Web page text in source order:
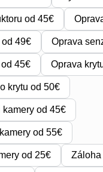
od 45€
49€ Oprava
45€ Oprava
krytu od 50€
od 45€
od 55€
od 25€ Záloha